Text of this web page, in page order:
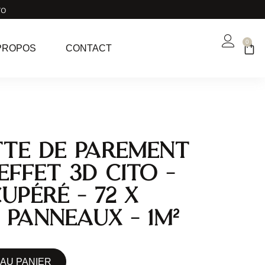
CONTACT
0
de parement
3D CITO –
– 72 x
panneaux – 1m²
PANIER